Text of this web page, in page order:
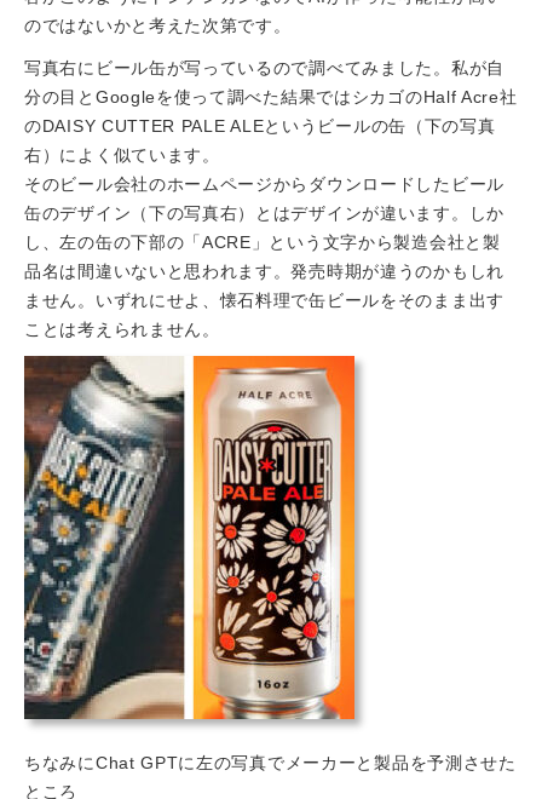
のではないかと考えた次第です。
写真右にビール缶が写っているので調べてみました。私が自
分の目とGoogleを使って調べた結果ではシカゴのHalf Acre社
のDAISY CUTTER PALE ALEというビールの缶（下の写真
右）によく似ています。
そのビール会社のホームページからダウンロードしたビール
缶のデザイン（下の写真右）とはデザインが違います。しか
し、左の缶の下部の「ACRE」という文字から製造会社と製
品名は間違いないと思われます。発売時期が違うのかもしれ
ません。いずれにせよ、懐石料理で缶ビールをそのまま出す
ことは考えられません。
ちなみにChat GPTに左の写真でメーカーと製品を予測させた
ところ